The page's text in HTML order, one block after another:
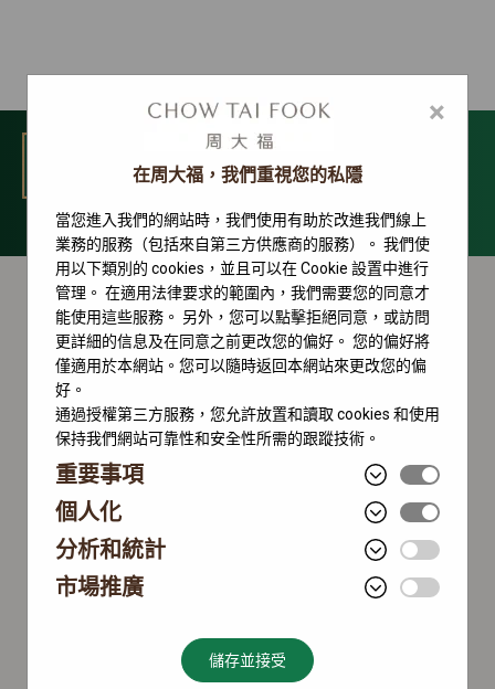
選單
Sky-Dweller 系列
×
在周大福，我們重視您的私隱
當您進入我們的網站時，我們使用有助於改進我們線上
業務的服務（包括來自第三方供應商的服務）。 我們使
用以下類別的 cookies，並且可以在 Cookie 設置中進行
管理。 在適用法律要求的範圍內，我們需要您的同意才
能使用這些服務。 另外，您可以點擊拒絕同意，或訪問
更詳細的信息及在同意之前更改您的偏好。 您的偏好將
僅適用於本網站。您可以隨時返回本網站來更改您的偏
好。
通過授權第三方服務，您允許放置和讀取 cookies 和使用
保持我們網站可靠性和安全性所需的跟蹤技術。
重要事項
個人化
分析和統計
市場推廣
儲存並接受